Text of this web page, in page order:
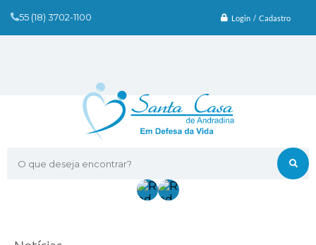
Login / Cadastro
O que deseja encontrar?
55 (18) 3702-1100